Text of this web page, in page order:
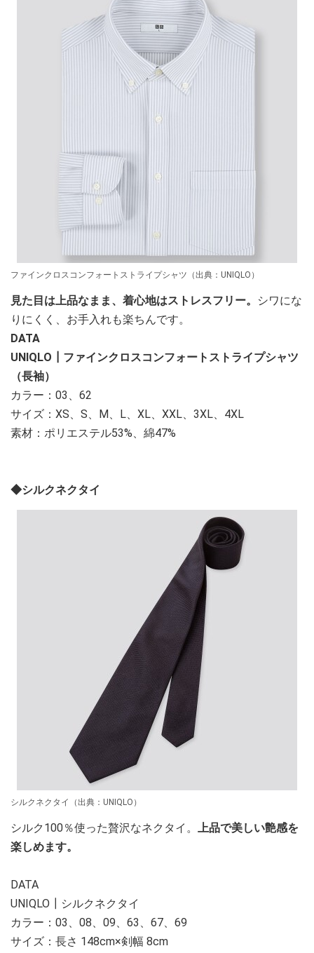
ファインクロスコンフォートストライプシャツ（出典：UNIQLO）
見た目は上品なまま、着心地はストレスフリー。
シワにな
りにくく、お手入れも楽ちんです。
DATA
UNIQLO┃ファインクロスコンフォートストライプシャツ
（長袖）
カラー：03、62
サイズ：XS、S、M、L、XL、XXL、3XL、4XL
素材：ポリエステル53%、綿47%
◆シルクネクタイ
シルクネクタイ（出典：UNIQLO）
シルク100％使った贅沢なネクタイ。 上品で美しい艶感を
楽しめます。
DATA
UNIQLO┃シルクネクタイ
カラー：03、08、09、63、67、69
サイズ：長さ 148cm×剣幅 8cm